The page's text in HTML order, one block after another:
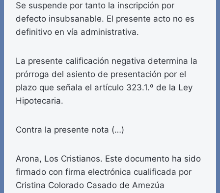
Se suspende por tanto la inscripción por
defecto insubsanable. El presente acto no es
definitivo en vía administrativa.
La presente calificación negativa determina la
prórroga del asiento de presentación por el
plazo que señala el artículo 323.1.º de la Ley
Hipotecaria.
Contra la presente nota (…)
Arona, Los Cristianos. Este documento ha sido
firmado con firma electrónica cualificada por
Cristina Colorado Casado de Amezúa